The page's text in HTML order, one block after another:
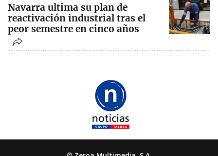
Navarra ultima su plan de
reactivación industrial tras el
peor semestre en cinco años